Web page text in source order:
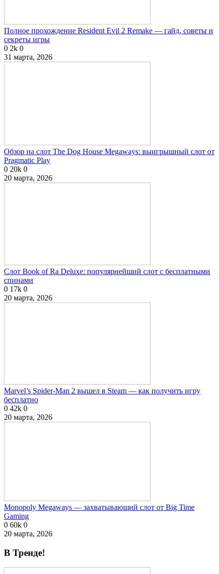
Полное прохождение Resident Evil 2 Remake — гайд, советы и
секреты игры
0 2k 0
31 марта, 2026
Обзор на слот The Dog House Megaways: выигрышный слот от
Pragmatic Play
0 20k 0
20 марта, 2026
Слот Book of Ra Deluxe: популярнейший слот с бесплатными
спинами
0 17k 0
20 марта, 2026
Marvel’s Spider-Man 2 вышел в Steam — как получить игру
бесплатно
0 42k 0
20 марта, 2026
Monopoly Megaways — захватывающий слот от Big Time
Gaming
0 60k 0
20 марта, 2026
В Тренде!